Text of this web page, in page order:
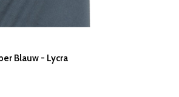
Blauw - Lycra